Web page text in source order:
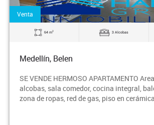
3 Alcobas 2.0 Baños
APARTAMENTO Area 64.7 mtrs 3
cocina integral, balcón, 2 baños,
de gas, piso en cerámica P